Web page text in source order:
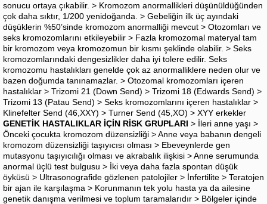
sonucu ortaya çıkabilir. > Kromozom anormallikleri düşünüldüğünden
çok daha sıktır, 1/200 yenidoğanda. > Gebeliğin ilk üç ayındaki
düşüklerin %50’sinde kromozom anormalliği mevcut > Otozomları ve
seks kromozomlarını etkileyebilir > Fazla kromozomal materyal tam
bir kromozom veya kromozomun bir kısmı şeklinde olabilir. > Seks
kromozomlarındaki dengesizlikler daha iyi tolere edilir. Seks
kromozomu hastalıkları genelde çok az anormalliklere neden olur ve
bazen doğumda tanınamazlar. > Otozomal kromozomları içeren
hastalıklar > Trizomi 21 (Down Send) > Trizomi 18 (Edwards Send) >
Trizomi 13 (Patau Send) > Seks kromozomlarını içeren hastalıklar >
Klinefelter Send (46,XXY) > Turner Send (45,XO) > XYY erkekler
GENETİK HASTALIKLAR İÇİN RİSK GRUPLARI > İleri anne yaşı >
Önceki çocukta kromozom düzensizliği > Anne veya babanın dengeli
kromozom düzensizliği taşıyıcısı olması > Ebeveynlerde gen
mutasyonu taşıyıcılığı olması ve akrabalık ilişkisi > Anne serumunda
anormal üçlü test bulgusu > İki veya daha fazla spontan düşük
öyküsü > Ultrasonografide gözlenen patolojiler > İnfertilite > Teratojen
bir ajan ile karşılaşma > Korunmanın tek yolu hasta ya da ailesine
genetik danışma verilmesi ve toplum taramalarıdır > Bölgeler içinde